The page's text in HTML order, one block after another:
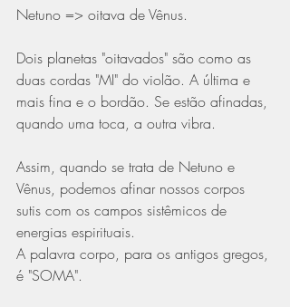
Netuno => oitava de Vênus.
Dois planetas "oitavados" são como as
duas cordas "MI" do violão. A última e
mais fina e o bordão. Se estão afinadas,
quando uma toca, a outra vibra.
Assim, quando se trata de Netuno e
Vênus, podemos afinar nossos corpos
sutis com os campos sistêmicos de
energias espirituais.
A palavra corpo, para os antigos gregos,
é "SOMA".